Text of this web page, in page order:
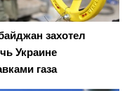
захотел
Украине
газа